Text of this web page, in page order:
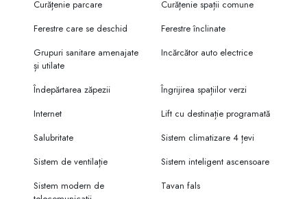
Curățenie parcare
Curățenie spații comune
Ferestre care se deschid
Ferestre înclinate
Grupuri sanitare amenajate
și utilate
Incărcător auto electrice
Îndepărtarea zăpezii
Îngrijirea spațiilor verzi
Internet
Lift cu destinație programată
Salubritate
Sistem climatizare 4 țevi
Sistem de ventilație
Sistem inteligent ascensoare
Sistem modern de
Tavan fals